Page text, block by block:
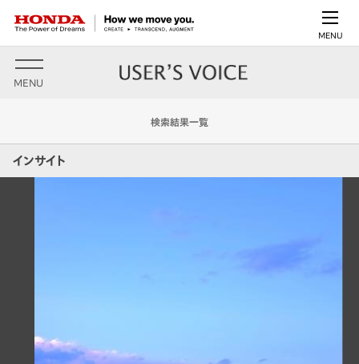
MENU
MENU
検索結果一覧
インサイト